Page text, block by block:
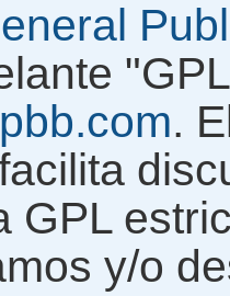
.
GPL
y/o